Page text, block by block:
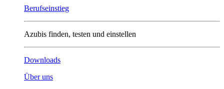
Berufseinstieg
Azubis finden, testen und einstellen
Downloads
Über uns